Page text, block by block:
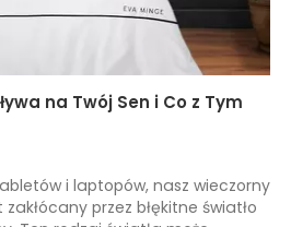
na Twój Sen i Co z Tym
i laptopów, nasz wieczorny
przez błękitne światło